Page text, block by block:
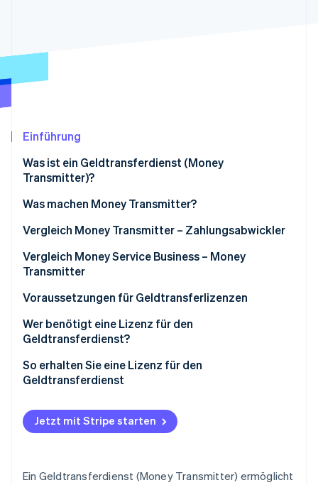
Stripe-Sessions 2026
Erfahren Sie, wie Stripe Lösungen für die
Jetzt ansehen
Einführung
Was ist ein Geldtransferdienst (Money
Transmitter)?
Was machen Money Transmitter?
Vergleich Money Transmitter – Zahlungsabwickler
Vergleich Money Service Business – Money
Transmitter
Leistungsumfang
Aufsichtsrechtliche Bestimmungen
Voraussetzungen für Geldtransferlizenzen
Wer benötigt eine Lizenz für den
Geldtransferdienst?
So erhalten Sie eine Lizenz für den
Geldtransferdienst
Jetzt mit Stripe starten
Ein Geldtransferdienst (Money Transmitter) ermöglicht